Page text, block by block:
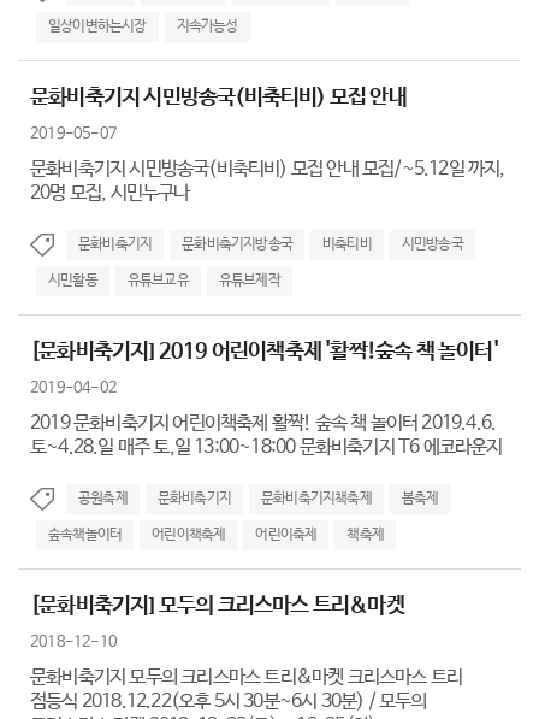
일상이변하는시장 지속가능성
문화비축기지 시민방송국(비축티비) 모집 안내
2019-05-07
문화비축기지 시민방송국(비축티비) 모집 안내 모집/~5.12일 까지,
20명 모집, 시민누구나
문화비축기지 문화비축기지방송국 비축티비 시민방송국
시민활동 유튜브교유 유튜브제작
[문화비축기지] 2019 어린이책축제 '활짝!숲속 책 놀이터'
2019-04-02
2019 문화비축기지 어린이책축제 활짝! 숲속 책 놀이터 2019.4.6.
토~4.28.일 매주 토,일 13:00~18:00 문화비축기지 T6 에코라운지
공원축제 문화비축기지 문화비축기지책축제 봄축제
숲속책놀이터 어린이책축제 어린이축제 책축제
[문화비축기지] 모두의 크리스마스 트리&마켓
2018-12-10
문화비축기지 모두의 크리스마스 트리&마켓 크리스마스 트리
점등식 2018.12.22(오후 5시 30분~6시 30분) / 모두의